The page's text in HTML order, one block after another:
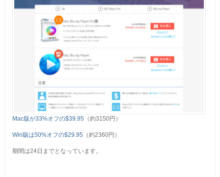
Mac版が33%オフの$39.95 （約3150円）
Win版は50%オフの$29.95 （約2360円）
期間は24日までとなっています。